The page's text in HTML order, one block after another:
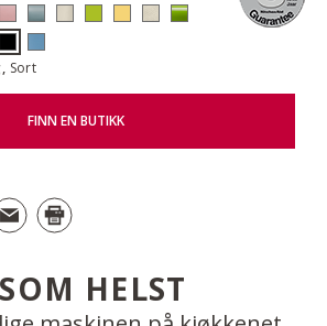
Sort
FINN EN BUTIKK
HELST